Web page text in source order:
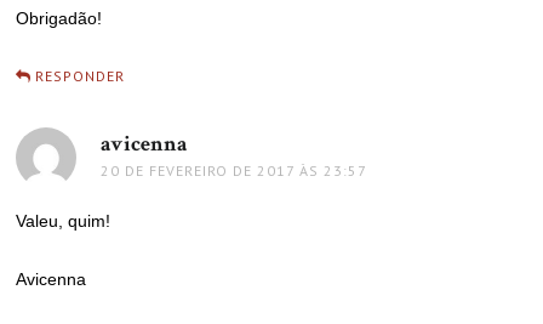
Obrigadão!
RESPONDER
avicenna
20 DE FEVEREIRO DE 2017 ÀS 23:57
Valeu, quim!
Avicenna